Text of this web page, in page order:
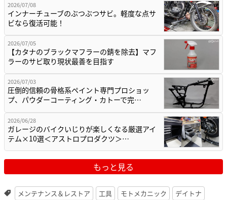
2026/07/08
インナーチューブのぶつぶつサビ。軽度な点サ
ビなら復活可能！
2026/07/05
【カタナのブラックマフラーの錆を除去】マフ
ラーのサビ取り現状最善を目指す
2026/07/03
圧倒的信頼の骨格系ペイント専門プロショッ
プ、パウダーコーティング・カトーで完…
2026/06/28
ガレージのバイクいじりが楽しくなる厳選アイ
テム×10選＜アストロプロダクツ＞…
もっと見る
メンテナンス＆レストア 工具 モトメカニック デイトナ